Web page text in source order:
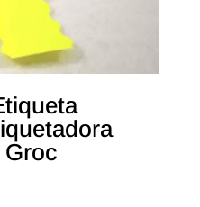
Groc